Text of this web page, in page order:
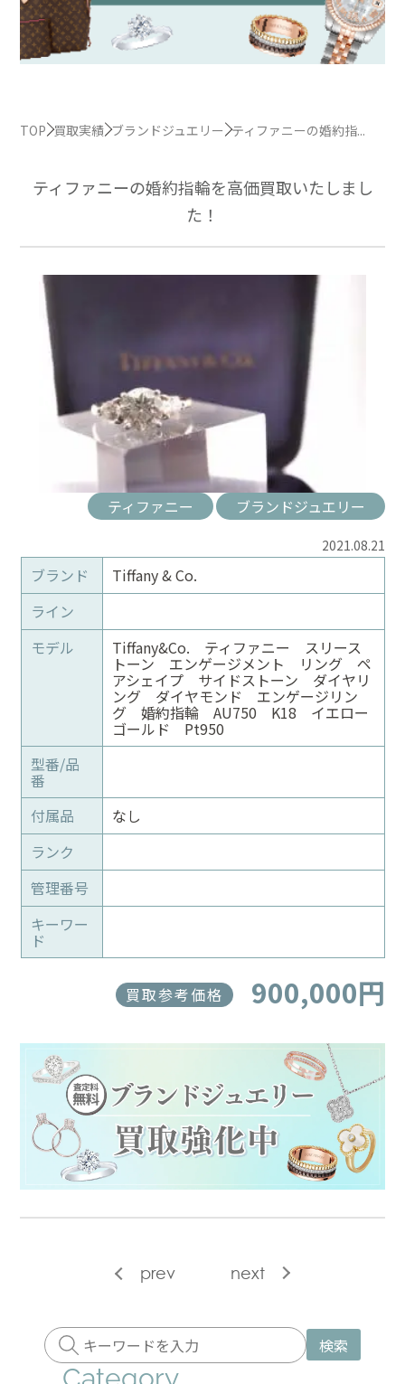
TOP 買取実績 ブランドジュエリー ティファニーの婚約指...
ティファニーの婚約指輪を高価買取いたしまし
た！
ティファニー ブランドジュエリー
2021.08.21
ブランド
Tiffany & Co.
ライン
モデル
Tiffany&Co. ティファニー スリース
トーン エンゲージメント リング ペ
アシェイプ サイドストーン ダイヤリ
ング ダイヤモンド エンゲージリン
グ 婚約指輪 AU750 K18 イエロー
ゴールド Pt950
型番/品
番
付属品
なし
ランク
管理番号
キーワー
ド
買取参考価格 900,000円
prev next
検索